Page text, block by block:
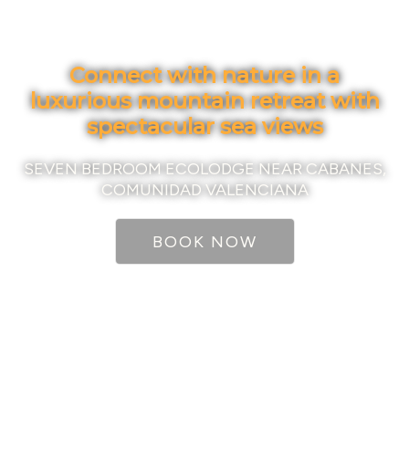
Connect with nature in a
luxurious mountain retreat with
spectacular sea views
SEVEN BEDROOM ECOLODGE NEAR CABANES,
COMUNIDAD VALENCIANA
BOOK NOW